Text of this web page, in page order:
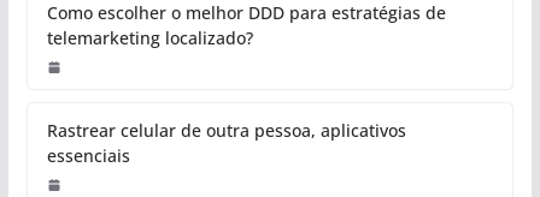
Como escolher o melhor DDD para estratégias de
telemarketing localizado?
Rastrear celular de outra pessoa, aplicativos
essenciais